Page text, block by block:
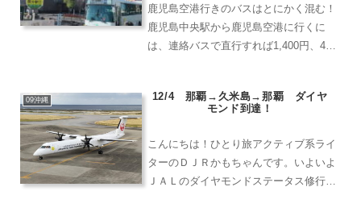
鹿児島空港行きのバスはとにかく混む！
鹿児島中央駅から鹿児島空港に行くに
は、連絡バスで直行すれば1,400円、40
まぁ待ち列もものすごく多くて、少し時
09沖縄
12/4 那覇→久米島→那覇 ダイヤ
モンド到達！
こんにちは！ひとり旅アクティブ系ライ
ターのＤＪＲかもちゃんです。いよいよ
ＪＡＬのダイヤモンドステータス修行も